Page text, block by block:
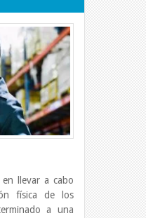
con
acción
llevar a cabo
física de los
a una